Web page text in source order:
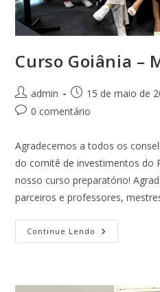
Curso Goiânia –
Autor
do
admin
Post
publicado:
15 de maio de
Comentários
post:
0 comentário
Agradecemos a todos os
do comitê de investimentos do
nosso curso preparatório!
parceiros e professores,
Continue Lendo Curso
Goiânia